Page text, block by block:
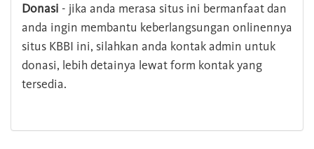
Donasi - jika anda merasa situs ini bermanfaat dan
anda ingin membantu keberlangsungan onlinennya
situs KBBI ini, silahkan anda kontak admin untuk
donasi, lebih detainya lewat form kontak yang
tersedia.